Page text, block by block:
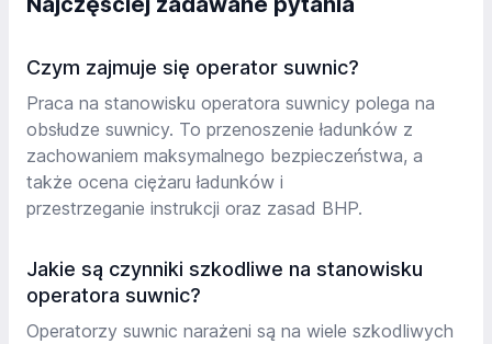
Czym zajmuje się operator suwnic?
Praca na stanowisku operatora suwnicy polega na
obsłudze suwnicy. To przenoszenie ładunków z
zachowaniem maksymalnego bezpieczeństwa, a
także ocena ciężaru ładunków i
przestrzeganie instrukcji oraz zasad BHP.
Jakie są czynniki szkodliwe na stanowisku
operatora suwnic?
Operatorzy suwnic narażeni są na wiele szkodliwych